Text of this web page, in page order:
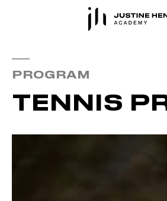
Skip to main content
PROGRAM
TENNIS